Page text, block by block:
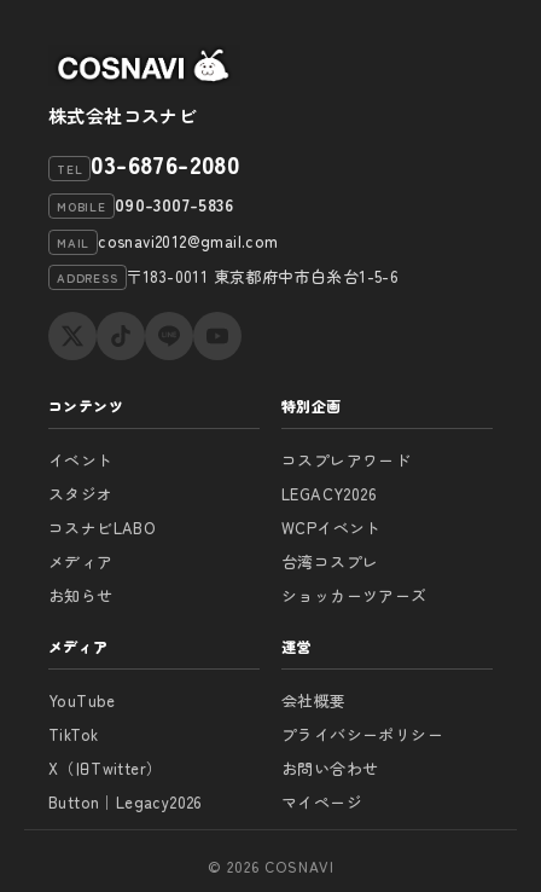
ー
シ
ョ
ン
株式会社コスナビ
TEL 03-6876-2080
MOBILE 090-3007-5836
MAIL cosnavi2012@gmail.com
ADDRESS 〒183-0011 東京都府中市白糸台1-5-6
コンテンツ
イベント
スタジオ
コスナビLABO
メディア
お知らせ
特別企画
コスプレアワード
LEGACY2026
WCPイベント
台湾コスプレ
ショッカーツアーズ
メディア
YouTube
TikTok
X（旧Twitter）
Button｜Legacy2026
運営
会社概要
プライバシーポリシー
お問い合わせ
マイページ
© 2026 COSNAVI